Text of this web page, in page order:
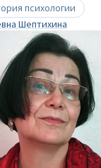
психологии
Шептихина